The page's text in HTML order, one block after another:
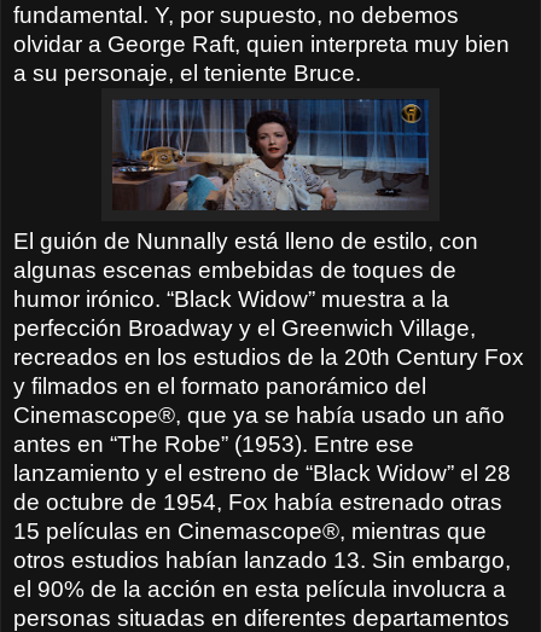
fundamental. Y, por supuesto, no debemos
olvidar a George Raft, quien interpreta muy bien
a su personaje, el teniente Bruce.
El guión de Nunnally está lleno de estilo, con
algunas escenas embebidas de toques de
humor irónico. “Black Widow” muestra a la
perfección Broadway y el Greenwich Village,
recreados en los estudios de la 20th Century Fox
y filmados en el formato panorámico del
Cinemascope®, que ya se había usado un año
antes en “The Robe” (1953). Entre ese
lanzamiento y el estreno de “Black Widow” el 28
de octubre de 1954, Fox había estrenado otras
15 películas en Cinemascope®, mientras que
otros estudios habían lanzado 13. Sin embargo,
el 90% de la acción en esta película involucra a
personas situadas en diferentes departamentos